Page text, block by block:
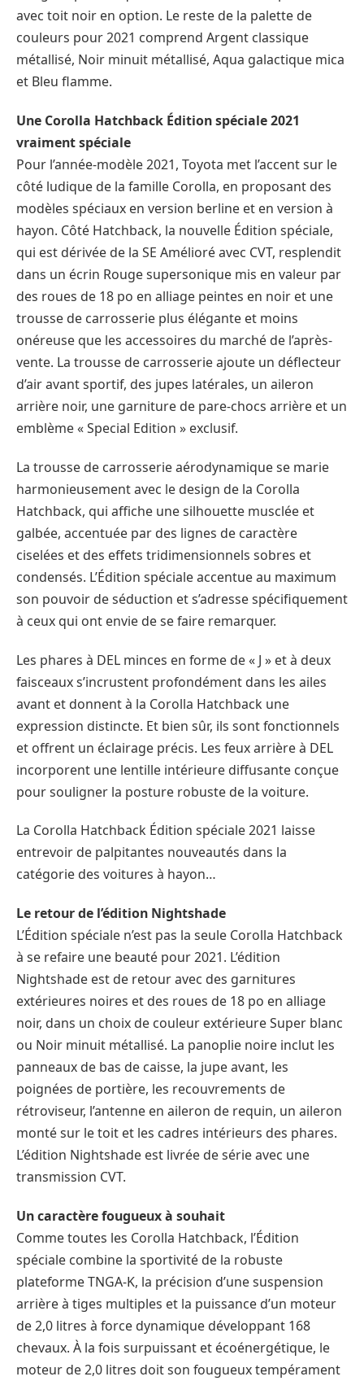
avec toit noir en option. Le reste de la palette de
couleurs pour 2021 comprend Argent classique
métallisé, Noir minuit métallisé, Aqua galactique mica
et Bleu flamme.
Une Corolla Hatchback Édition spéciale 2021
vraiment spéciale
Pour l’année-modèle 2021, Toyota met l’accent sur le
côté ludique de la famille Corolla, en proposant des
modèles spéciaux en version berline et en version à
hayon. Côté Hatchback, la nouvelle Édition spéciale,
qui est dérivée de la SE Amélioré avec CVT, resplendit
dans un écrin Rouge supersonique mis en valeur par
des roues de 18 po en alliage peintes en noir et une
trousse de carrosserie plus élégante et moins
onéreuse que les accessoires du marché de l’après-
vente. La trousse de carrosserie ajoute un déflecteur
d’air avant sportif, des jupes latérales, un aileron
arrière noir, une garniture de pare-chocs arrière et un
emblème « Special Edition » exclusif.
La trousse de carrosserie aérodynamique se marie
harmonieusement avec le design de la Corolla
Hatchback, qui affiche une silhouette musclée et
galbée, accentuée par des lignes de caractère
ciselées et des effets tridimensionnels sobres et
condensés. L’Édition spéciale accentue au maximum
son pouvoir de séduction et s’adresse spécifiquement
à ceux qui ont envie de se faire remarquer.
Les phares à DEL minces en forme de « J » et à deux
faisceaux s’incrustent profondément dans les ailes
avant et donnent à la Corolla Hatchback une
expression distincte. Et bien sûr, ils sont fonctionnels
et offrent un éclairage précis. Les feux arrière à DEL
incorporent une lentille intérieure diffusante conçue
pour souligner la posture robuste de la voiture.
La Corolla Hatchback Édition spéciale 2021 laisse
entrevoir de palpitantes nouveautés dans la
catégorie des voitures à hayon…
Le retour de l’édition Nightshade
L’Édition spéciale n’est pas la seule Corolla Hatchback
à se refaire une beauté pour 2021. L’édition
Nightshade est de retour avec des garnitures
extérieures noires et des roues de 18 po en alliage
noir, dans un choix de couleur extérieure Super blanc
ou Noir minuit métallisé. La panoplie noire inclut les
panneaux de bas de caisse, la jupe avant, les
poignées de portière, les recouvrements de
rétroviseur, l’antenne en aileron de requin, un aileron
monté sur le toit et les cadres intérieurs des phares.
L’édition Nightshade est livrée de série avec une
transmission CVT.
Un caractère fougueux à souhait
Comme toutes les Corolla Hatchback, l’Édition
spéciale combine la sportivité de la robuste
plateforme TNGA-K, la précision d’une suspension
arrière à tiges multiples et la puissance d’un moteur
de 2,0 litres à force dynamique développant 168
chevaux. À la fois surpuissant et écoénergétique, le
moteur de 2,0 litres doit son fougueux tempérament